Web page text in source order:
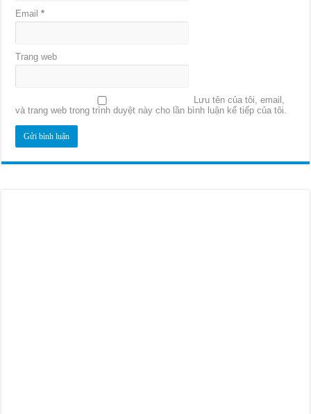
Email*
Trang web
Lưu tên của tôi, email,
và trang web trong trình duyệt này cho lần bình luận kế tiếp của tôi.